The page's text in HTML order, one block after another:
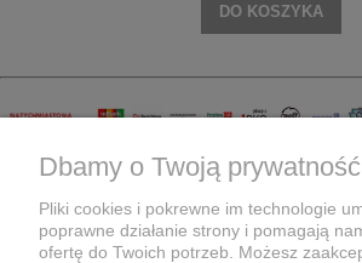
DO KOSZYKA
KONTO KLIENTA
Dbamy o Twoją prywatność
Pliki cookies i pokrewne im technologie
poprawne działanie strony i pomagają
ofertę do Twoich potrzeb. Możesz